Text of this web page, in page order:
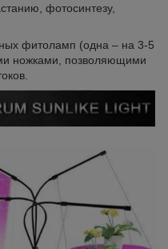
фотосинтезу,
фитоламп (одна – на 3-5
ножками, позволяющими